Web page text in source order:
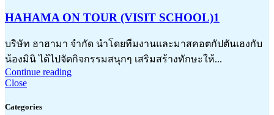
HAHAMA ON TOUR (VISIT SCHOOL)1
บริษัท ฮาฮามา จำกัด นำโดยทีมงานและมาสคอตกัปตันเฮงกับ
น้องมินิ ได้ไปจัดกิจกรรมสนุกๆ เสริมสร้างทักษะให้...
Continue reading
Close
Categories